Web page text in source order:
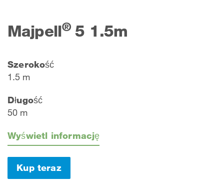
Majpell®5 1.5m
Szerokość
1.5 m
Długość
50 m
Wyświetl informację
Kup teraz